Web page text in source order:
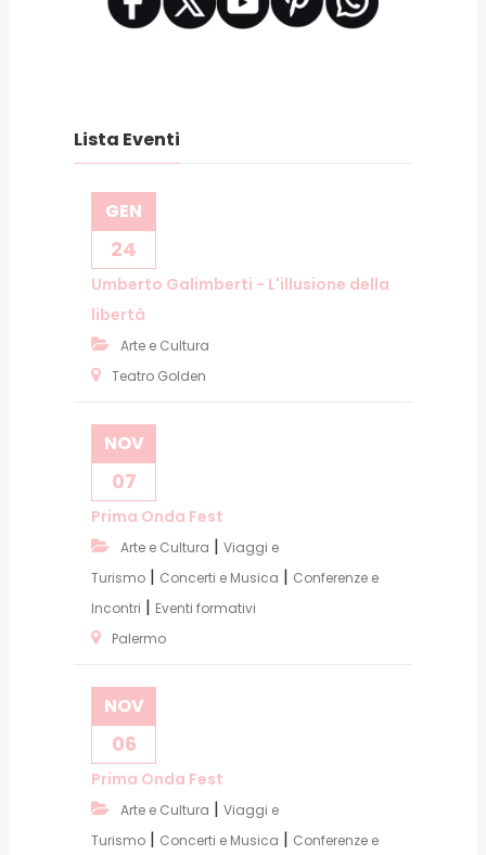
Lista Eventi
GEN
24
Umberto Galimberti - L'illusione della
libertà
Arte e Cultura
Teatro Golden
NOV
07
Prima Onda Fest
Arte e Cultura | Viaggi e
Turismo | Concerti e Musica | Conferenze e
Incontri | Eventi formativi
Palermo
NOV
06
Prima Onda Fest
Arte e Cultura | Viaggi e
Turismo | Concerti e Musica | Conferenze e